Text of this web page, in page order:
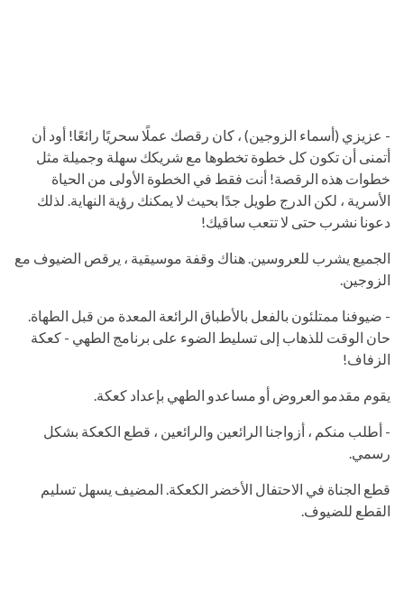
- عزيزي (أسماء الزوجين) ، كان رقصك عملًا سحريًا رائعًا! أود أن
أتمنى أن تكون كل خطوة تخطوها مع شريكك سهلة وجميلة مثل
خطوات هذه الرقصة! أنت فقط في الخطوة الأولى من الحياة
الأسرية ، لكن الدرج طويل جدًا بحيث لا يمكنك رؤية النهاية. لذلك
دعونا نشرب حتى لا تتعب ساقيك!
الجميع يشرب للعروسين. هناك وقفة موسيقية ، يرقص الضيوف مع
الزوجين.
- ضيوفنا ممتلئون بالفعل بالأطباق الرائعة المعدة من قبل الطهاة.
حان الوقت للذهاب إلى تسليط الضوء على برنامج الطهي - كعكة
الزفاف!
يقوم مقدمو العروض أو مساعدو الطهي بإعداد كعكة.
- أطلب منكم ، أزواجنا الرائعين والرائعين ، قطع الكعكة بشكل
رسمي.
قطع الجناة في الاحتفال الأخضر الكعكة. المضيف يسهل تسليم
القطع للضيوف.